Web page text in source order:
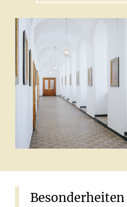
Besonderheiten